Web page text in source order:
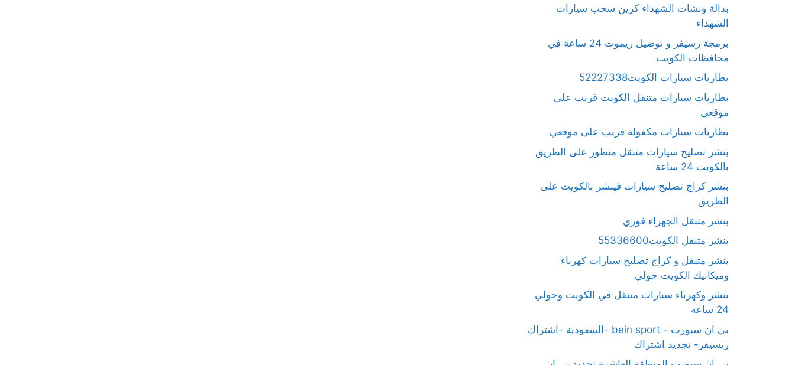
بدالة ونشات الشهداء كرين سحب سيارات
الشهداء
برمجة رسيفر و توصيل ريموت 24 ساعة في
محافظات الكويت
بطاريات سيارات الكويت52227338
بطاريات سيارات متنقل الكويت قريب على
موقعي
بطاريات سيارات مكفولة قريب على موقعي
بنشر تصليح سيارات متنقل متطور على الطريق
بالكويت 24 ساعة
بنشر كراج تصليح سيارات فينشر بالكويت على
الطريق
بنشر متنقل الجهراء فوري
بنشر متنقل الكويت55336600
بنشر متنقل و كراج تصليح سيارات كهرباء
وميكانيك الكويت حولي
بنشر وكهرباء سيارات متنقل في الكويت وحولي
24 ساعة
بي ان سبورت - bein sport -السعودية -اشتراك
ريسيفر- تجديد اشتراك